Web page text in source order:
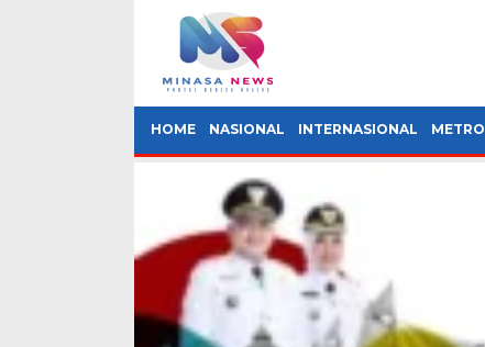
HOME NASIONAL INTERNASIONAL METRO